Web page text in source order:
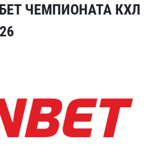
ЧЕМПИОНАТА КХЛ